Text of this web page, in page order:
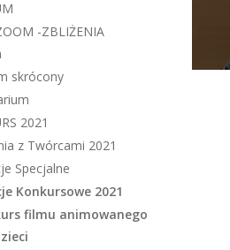
-ZBLIŻENIA
skrócony
2021
z Twórcami 2021
Specjalne
Konkursowe 2021
filmu animowanego